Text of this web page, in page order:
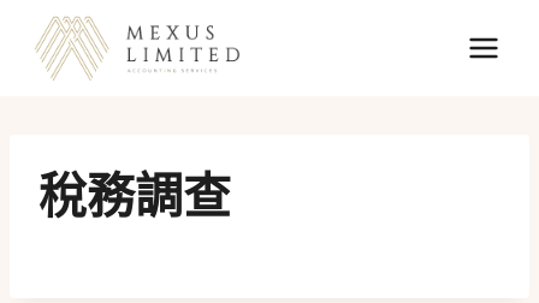
content
稅務調查